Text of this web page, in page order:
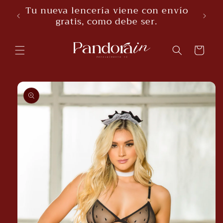
Skip to
content
Tu nueva lencería viene con envío
gratis, como debe ser.
Cart
product
information